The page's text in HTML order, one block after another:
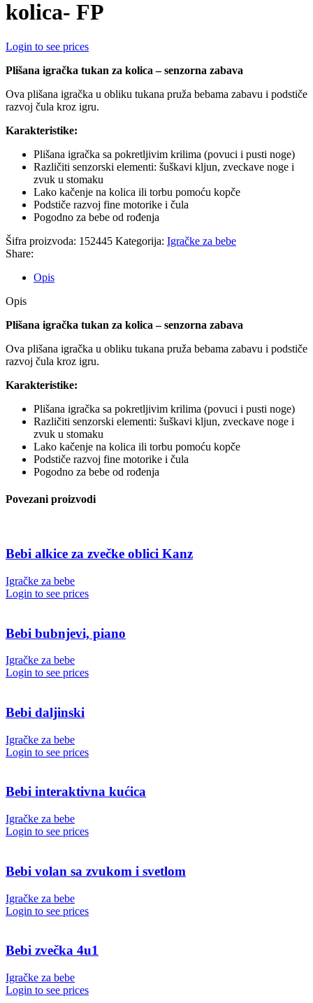
kolica- FP
Login to see prices
Plišana igračka tukan za kolica – senzorna zabava
Ova plišana igračka u obliku tukana pruža bebama zabavu i podstiče
razvoj čula kroz igru.
Karakteristike:
Plišana igračka sa pokretljivim krilima (povuci i pusti noge)
Različiti senzorski elementi: šuškavi kljun, zveckave noge i
zvuk u stomaku
Lako kačenje na kolica ili torbu pomoću kopče
Podstiče razvoj fine motorike i čula
Pogodno za bebe od rođenja
Šifra proizvoda: 152445 Kategorija: Igračke za bebe
Share:
Opis
Opis
Plišana igračka tukan za kolica – senzorna zabava
Ova plišana igračka u obliku tukana pruža bebama zabavu i podstiče
razvoj čula kroz igru.
Karakteristike:
Plišana igračka sa pokretljivim krilima (povuci i pusti noge)
Različiti senzorski elementi: šuškavi kljun, zveckave noge i
zvuk u stomaku
Lako kačenje na kolica ili torbu pomoću kopče
Podstiče razvoj fine motorike i čula
Pogodno za bebe od rođenja
Povezani proizvodi
Bebi alkice za zvečke oblici Kanz
Igračke za bebe
Login to see prices
Bebi bubnjevi, piano
Igračke za bebe
Login to see prices
Bebi daljinski
Igračke za bebe
Login to see prices
Bebi interaktivna kućica
Igračke za bebe
Login to see prices
Bebi volan sa zvukom i svetlom
Igračke za bebe
Login to see prices
Bebi zvečka 4u1
Igračke za bebe
Login to see prices